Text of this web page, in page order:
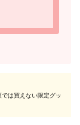
は買えない限定グッ